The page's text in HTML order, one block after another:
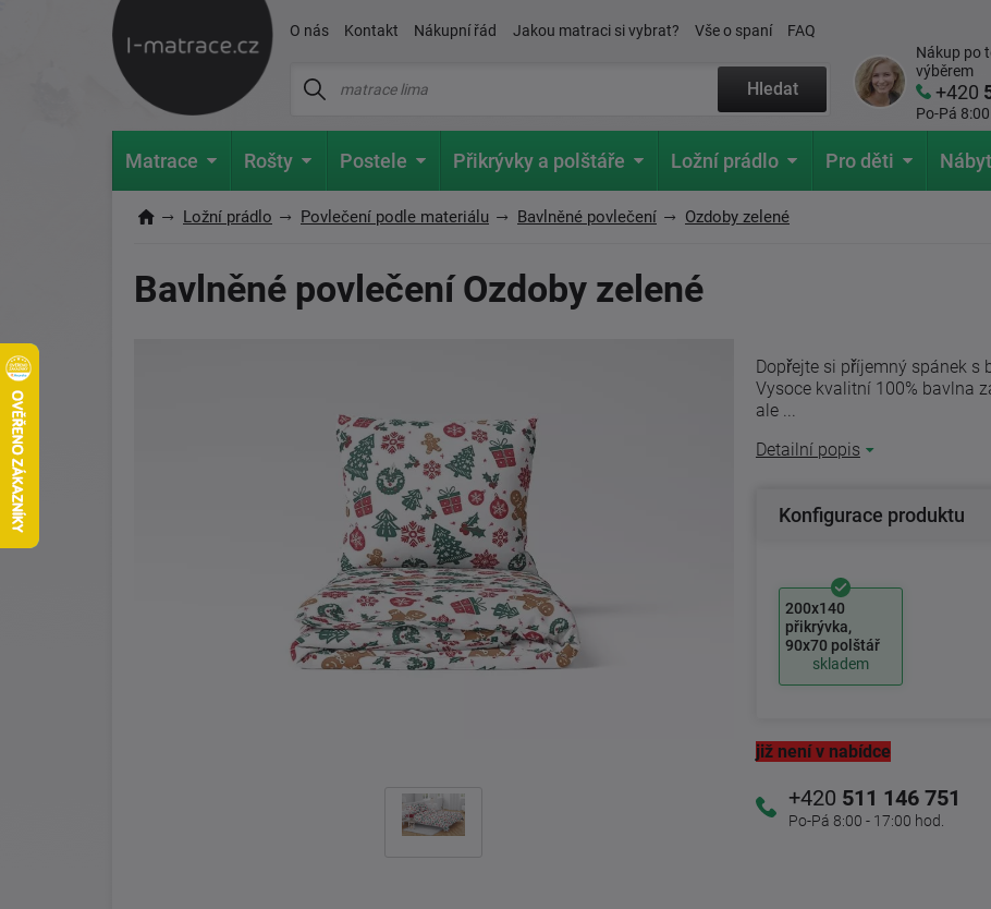
O nás Kontakt Nákupní řád Jakou matraci si vybrat? Vše o spaní FAQ
Hledat
Nákup po
výběrem
+420
Po-Pá
Matrace Rošty Postele Přikrývky a polštáře Ložní prádlo Pro děti
Ložní prádlo Povlečení podle materiálu Bavlněné povlečení Ozdoby zelené
Bavlněné povlečení Ozdoby zelené
Dopřejte si příjemný spánek s
Vysoce kvalitní 100% bavlna
ale ...
Detailní popis
Konfigurace produktu
200x140
přikrývka,
90x70 polštář
skladem
již není v nabídce
+420 511 146 751
Po-Pá 8:00 - 17:00 hod.